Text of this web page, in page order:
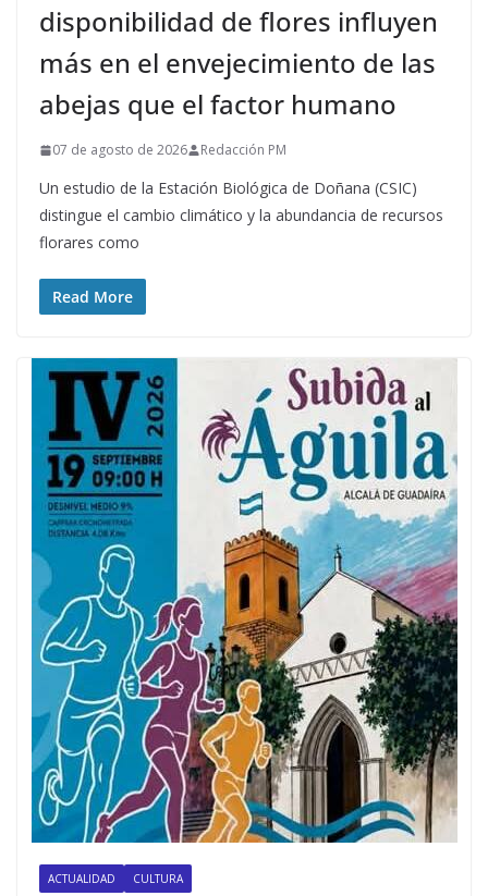
disponibilidad de flores influyen
más en el envejecimiento de las
abejas que el factor humano
07 de agosto de 2026 Redacción PM
Un estudio de la Estación Biológica de Doñana (CSIC)
distingue el cambio climático y la abundancia de recursos
florares como
Read More
ACTUALIDAD CULTURA